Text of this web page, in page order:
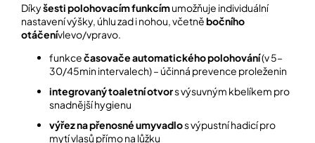
Díkyšesti polohovacím funkcímumožňuje individuální
nastavení výšky, úhlu zad i nohou, včetněbočního
otáčenívlevo/vpravo.
funkcečasovače automatického polohování(v 5–
30/45min intervalech) – účinná prevence proleženin
integrovaný toaletní otvors výsuvným kbelíkem pro
snadnější hygienu
výřez na přenosné umyvadlos výpustní hadicí pro
mytí vlasů přímo na lůžku